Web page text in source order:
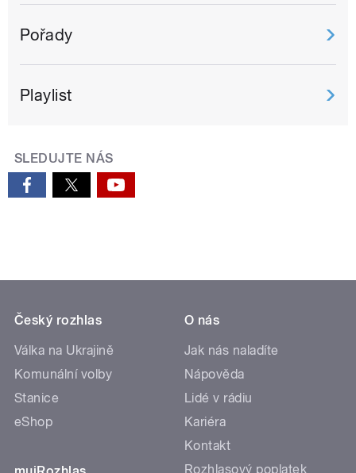
Pořady
Playlist
SLEDUJTE NÁS
Český rozhlas
Válka na Ukrajině
Komunální volby
Stanice
eShop
O nás
Jak nás naladíte
Nápověda
Lidé v rádiu
Kariéra
Kontakt
Rozhlasový poplatek